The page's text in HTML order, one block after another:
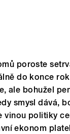
poroste
do konce
ale bohužel
smysl dává,
vinou politiky
ekonom